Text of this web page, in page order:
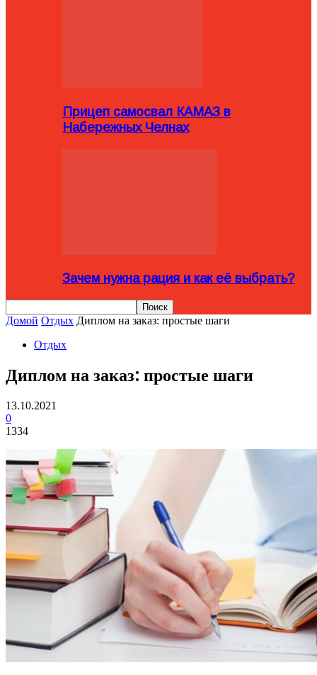
Прицеп самосвал КАМАЗ в
Набережных Челнах
Зачем нужна рация и как её выбрать?
Домой Отдых Диплом на заказ: простые шаги
Отдых
Диплом на заказ: простые шаги
13.10.2021
0
1334